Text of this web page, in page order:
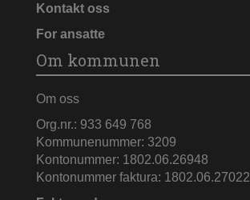
Kontakt oss
For ansatte
Om kommunen
Om oss
Org.nr.: 933 649 768
Kommunenummer: 3209
Kontonummer: 1802.06.26948
Kontonummer faktura: 1802.06.27022